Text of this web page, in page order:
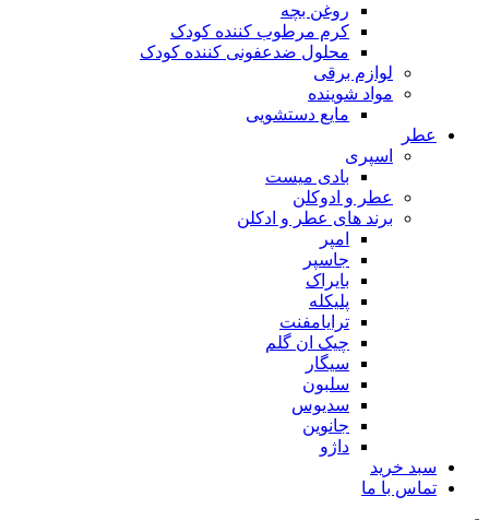
روغن بچه
کرم مرطوب کننده کودک
محلول ضدعفونی کننده کودک
لوازم برقی
مواد شوینده
مایع دستشویی
اسپری
بادی میست
عطر و ادوکلن
برند های عطر و ادکلن
ترایامفنت
چیک ان گلم
سدیوس
خرید
با ما